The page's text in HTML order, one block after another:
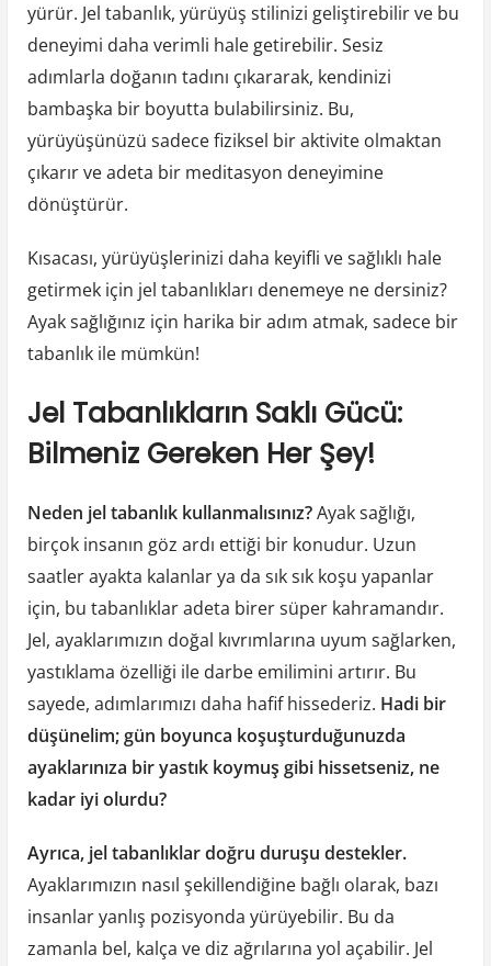
yürür. Jel tabanlık, yürüyüş stilinizi geliştirebilir ve bu
deneyimi daha verimli hale getirebilir. Sesiz
adımlarla doğanın tadını çıkararak, kendinizi
bambaşka bir boyutta bulabilirsiniz. Bu,
yürüyüşünüzü sadece fiziksel bir aktivite olmaktan
çıkarır ve adeta bir meditasyon deneyimine
dönüştürür.
Kısacası, yürüyüşlerinizi daha keyifli ve sağlıklı hale
getirmek için jel tabanlıkları denemeye ne dersiniz?
Ayak sağlığınız için harika bir adım atmak, sadece bir
tabanlık ile mümkün!
Jel Tabanlıkların Saklı Gücü:
Bilmeniz Gereken Her Şey!
Neden jel tabanlık kullanmalısınız?Ayak sağlığı,
birçok insanın göz ardı ettiği bir konudur. Uzun
saatler ayakta kalanlar ya da sık sık koşu yapanlar
için, bu tabanlıklar adeta birer süper kahramandır.
Jel, ayaklarımızın doğal kıvrımlarına uyum sağlarken,
yastıklama özelliği ile darbe emilimini artırır. Bu
sayede, adımlarımızı daha hafif hissederiz. Hadi bir
düşünelim; gün boyunca koşuşturduğunuzda
ayaklarınıza bir yastık koymuş gibi hissetseniz, ne
kadar iyi olurdu?
Ayrıca, jel tabanlıklar doğru duruşu destekler.
Ayaklarımızın nasıl şekillendiğine bağlı olarak, bazı
insanlar yanlış pozisyonda yürüyebilir. Bu da
zamanla bel, kalça ve diz ağrılarına yol açabilir. Jel